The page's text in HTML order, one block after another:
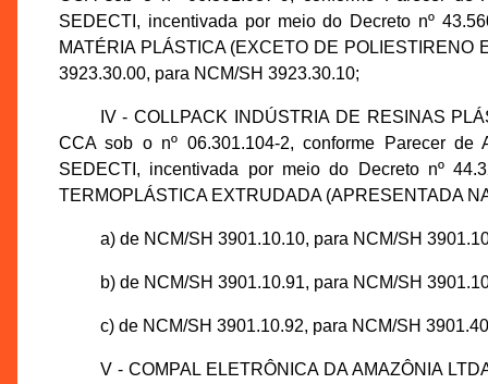
SEDECTI, incentivada por meio do Decreto nº
MATÉRIA PLÁSTICA (EXCETO DE
3923.30.00, para NCM/SH 3923.30.10;
IV - COLLPACK INDÚSTRIA DE RESINAS
CCA sob o nº 06.301.104-2, conforme Parecer de
SEDECTI, incentivada por meio do Decreto nº
TERMOPLÁSTICA EXTRUDADA (APRESENTADA
a) de NCM/SH 3901.10.10, para NCM/SH
b) de NCM/SH 3901.10.91, para NCM/SH
c) de NCM/SH 3901.10.92, para NCM/SH
V - COMPAL ELETRÔNICA DA AMAZÔNIA